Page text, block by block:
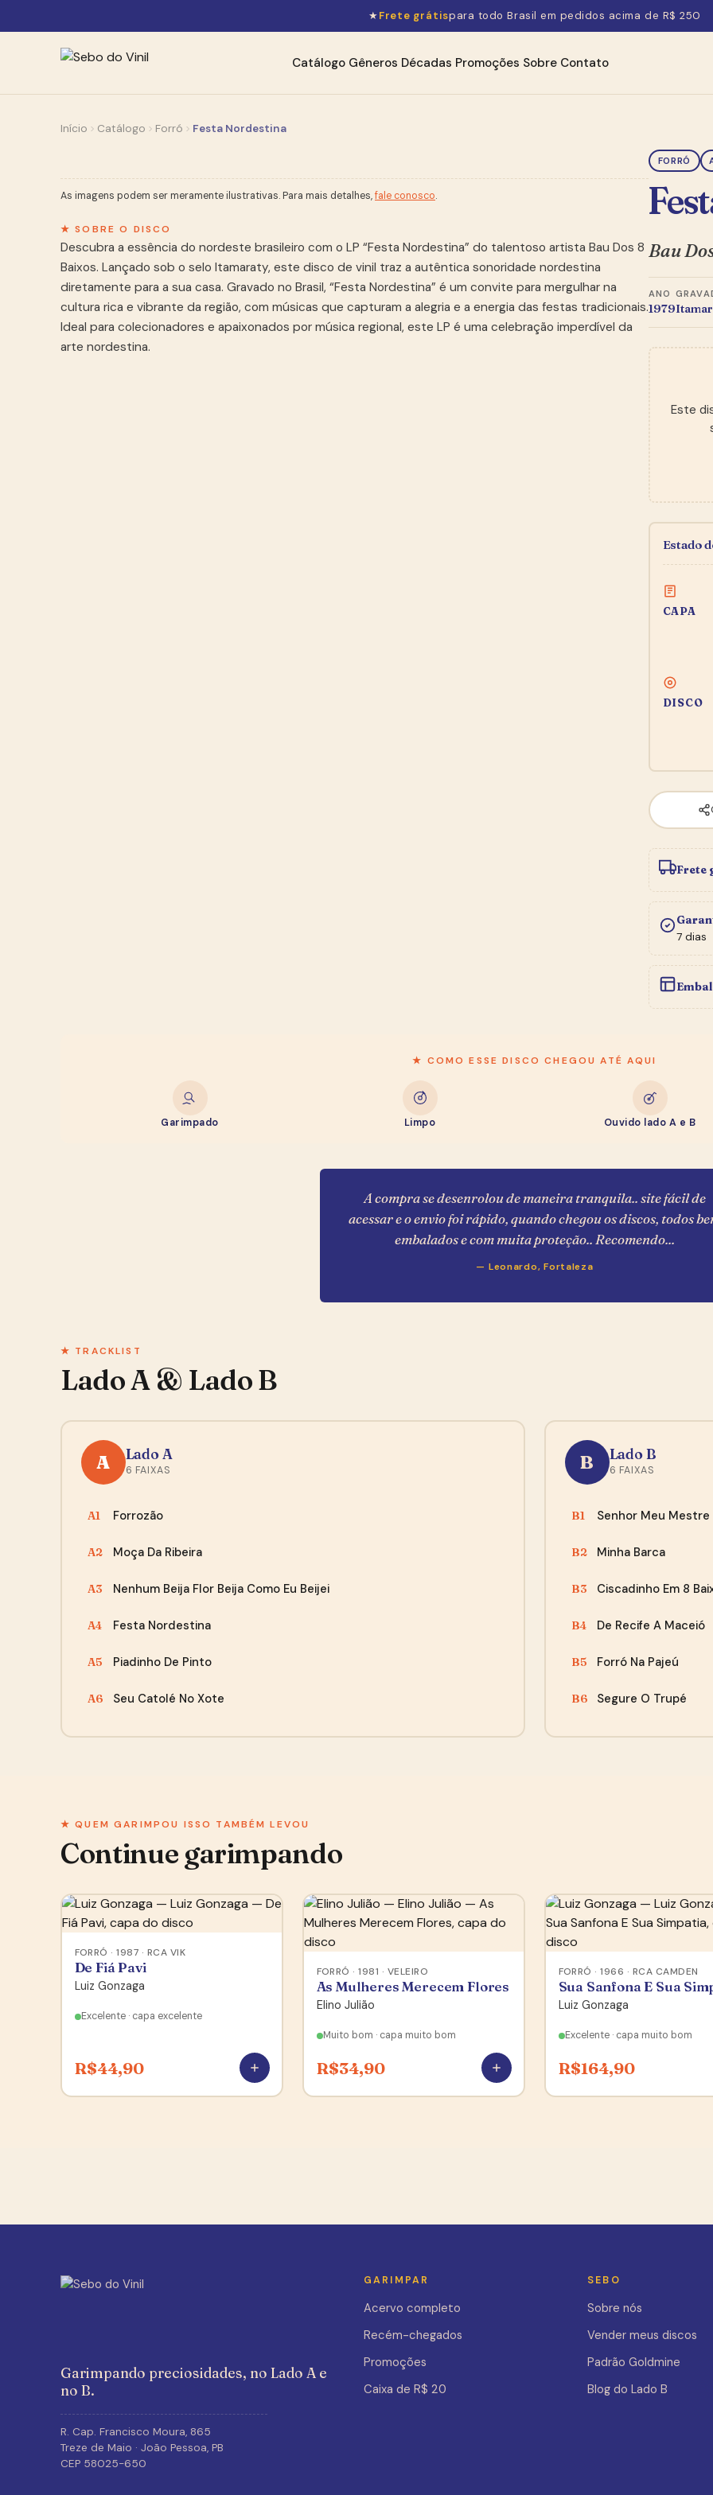
★Frete grátispara todo Brasil em pedidos acima de R$ 250
Catálogo Gêneros Décadas Promoções Sobre Contato
Início Catálogo Forró Festa Nordestina
As imagens podem ser meramente ilustrativas. Para mais detalhes,fale conosco.
★ SOBRE O DISCO
Descubra a essência do nordeste brasileiro com o LP “Festa Nordestina” do talentoso artista Bau Dos 8
Baixos. Lançado sob o selo Itamaraty, este disco de vinil traz a autêntica sonoridade nordestina
diretamente para a sua casa. Gravado no Brasil, “Festa Nordestina” é um convite para mergulhar na
cultura rica e vibrante da região, com músicas que capturam a alegria e a energia das festas tradicionais.
Ideal para colecionadores e apaixonados por música regional, este LP é uma celebração imperdível da
arte nordestina.
FORRÓ
Bau
ANO
1979
Este
Estado
CAPA
DISCO
Frete
7 dias
★ COMO ESSE DISCO CHEGOU ATÉ AQUI
Garimpado Limpo Ouvido lado A e B
A compra se desenrolou de maneira tranquila.. site fácil de
acessar e o envio foi rápido, quando chegou os discos, todos
embalados e com muita proteção.. Recomendo...
— Leonardo, Fortaleza
★ TRACKLIST
Lado A & Lado B
A Lado A
6 FAIXAS
A1 Forrozão
A2 Moça Da Ribeira
A3 Nenhum Beija Flor Beija Como Eu Beijei
A4 Festa Nordestina
A5 Piadinho De Pinto
A6 Seu Catolé No Xote
B Lado B
6 FAIXAS
B1 Senhor Meu Mestre
B2 Minha Barca
B3 Ciscadinho Em 8
B4 De Recife A Maceió
B5 Forró Na Pajeú
B6 Segure O Trupé
★ QUEM GARIMPOU ISSO TAMBÉM LEVOU
Continue garimpando
FORRÓ · 1987 · RCA VIK
De Fiá Pavi
Luiz Gonzaga
Excelente · capa excelente
R$44,90
FORRÓ · 1981 · VELEIRO
As Mulheres Merecem Flores
Elino Julião
Muito bom · capa muito bom
R$34,90
FORRÓ · 1966 · RCA CAMDEN
Sua Sanfona E Sua
Luiz Gonzaga
Excelente · capa muito bom
R$164,90
Garimpando preciosidades, no Lado A e
no B.
R. Cap. Francisco Moura, 865
Treze de Maio · João Pessoa, PB
CEP 58025-650
GARIMPAR
Acervo completo
Recém-chegados
Promoções
Caixa de R$ 20
SEBO
Sobre nós
Vender meus discos
Padrão Goldmine
Blog do Lado B
Entre naNewsletter
— toma como boas-vindas, garimpeiro.
E-mail (pra mandar o cupom)
“A compra se desenrolou de maneira tranquila.. site
fácil de acessar e o envio foi rápido, quando chegou os